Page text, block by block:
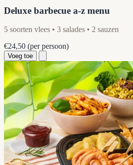
Deluxe barbecue a-z menu
5 soorten vlees • 3 salades • 2 sauzen
€24,50 (per persoon)
Voeg toe